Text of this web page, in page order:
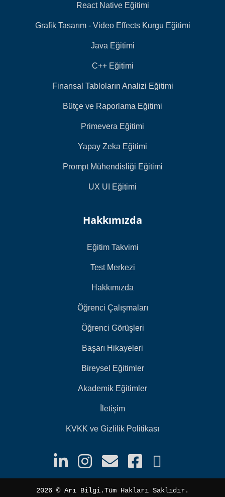
React Native Eğitimi
Grafik Tasarım - Video Effects Kurgu Eğitimi
Java Eğitimi
C++ Eğitimi
Finansal Tabloların Analizi Eğitimi
Bütçe ve Raporlama Eğitimi
Primevera Eğitimi
Yapay Zeka Eğitimi
Prompt Mühendisliği Eğitimi
UX UI Eğitimi
Hakkımızda
Eğitim Takvimi
Test Merkezi
Hakkımızda
Öğrenci Çalışmaları
Öğrenci Görüşleri
Başarı Hikayeleri
Bireysel Eğitimler
Akademik Eğitimler
İletişim
KVKK ve Gizlilik Politikası
2026 ©️ Arı Bilgi.Tüm Hakları Saklıdır.